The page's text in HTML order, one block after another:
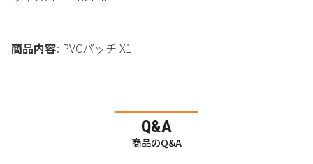
商品内容: PVCパッチ X1
Q&A
商品のQ&A